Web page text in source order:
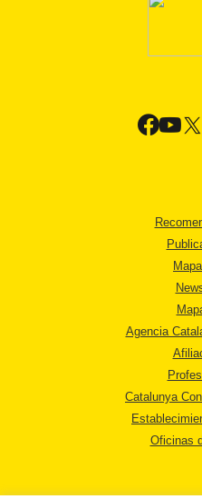
Agencia
Catalunya
Oficinas